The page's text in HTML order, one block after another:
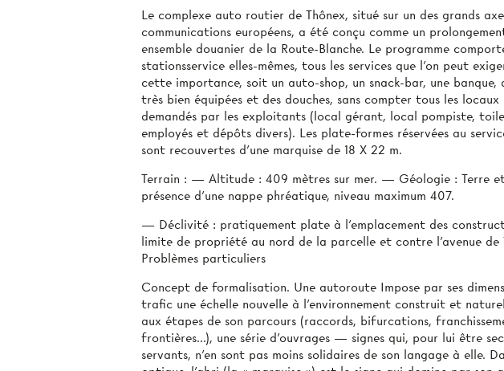
Le complexe auto­ routier de Thônex, situé sur un des grands
communications européens, a été conçu comme un
ensemble douanier de la Route-Blanche. Le programme
stationsservice elles-mêmes, tous les services que l'on peut
cette importance, soit un auto-shop, un snack-bar, une banque,
très bien équipées et des douches, sans compter tous les locaux
demandés par les exploitants (local gérant, local pompiste,
employés et dépôts divers). Les plate-formes réservées au
sont recouvertes d'une marquise de 18 X 22 m.
Terrain : — Altitude : 409 mètres sur mer. — Géologie : Terre
présence d’une nappe phréatique, niveau maximum 407.
— Déclivité : pratiquement plate à l’emplacement des
limite de propriété au nord de la parcelle et contre l'avenue de
Problèmes particuliers
Concept de formalisation. Une autoroute Impose par ses
trafic une échelle nouvelle à l’environnement construit et
aux étapes de son parcours (raccords, bifurcations,
frontières...), une série d’ouvrages — signes qui, pour lui être
servants, n'en sont pas moins solidaires de son langage à elle.